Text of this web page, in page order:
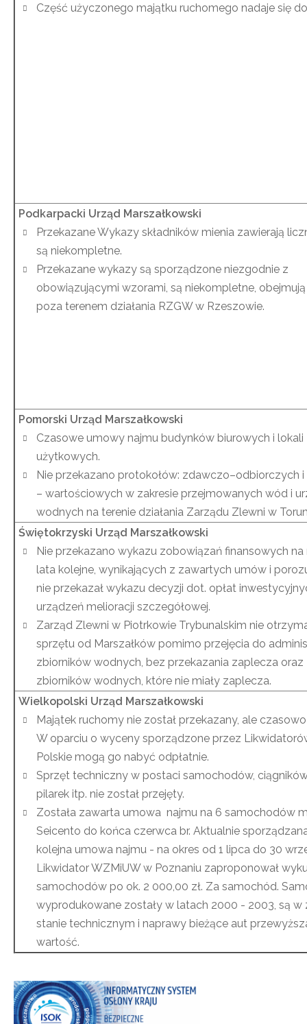
Część użyczonego majątku ruchomego nadaje się
Podkarpacki Urząd Marszałkowski
Przekazane Wykazy składników mienia zawierają
są niekompletne.
Przekazane wykazy są sporządzone niezgodnie z
obowiązującymi wzorami, są niekompletne,
poza terenem działania RZGW w Rzeszowie.
Pomorski Urząd Marszałkowski
Czasowe umowy najmu budynków biurowych i lokali
użytkowych.
Nie przekazano protokołów: zdawczo–odbiorczych
– wartościowych w zakresie przejmowanych wód i
wodnych na terenie działania Zarządu Zlewni w
Świętokrzyski Urząd Marszałkowski
Nie przekazano wykazu zobowiązań finansowych na
lata kolejne, wynikających z zawartych umów i
nie przekazał wykazu decyzji dot. opłat
urządzeń melioracji szczegółowej.
Zarząd Zlewni w Piotrkowie Trybunalskim nie
sprzętu od Marszałków pomimo przejęcia do
zbiorników wodnych, bez przekazania zaplecza oraz
zbiorników wodnych, które nie miały zaplecza.
Wielkopolski Urząd Marszałkowski
Majątek ruchomy nie został przekazany, ale
W oparciu o wyceny sporządzone przez
Polskie mogą go nabyć odpłatnie.
Sprzęt techniczny w postaci samochodów,
pilarek itp. nie został przejęty.
Została zawarta umowa najmu na 6 samochodów
Seicento do końca czerwca br. Aktualnie
kolejna umowa najmu - na okres od 1 lipca do 30
Likwidator WZMiUW w Poznaniu zaproponował
samochodów po ok. 2 000,00 zł. Za samochód.
wyprodukowane zostały w latach 2000 - 2003, są w
stanie technicznym i naprawy bieżące aut
wartość.